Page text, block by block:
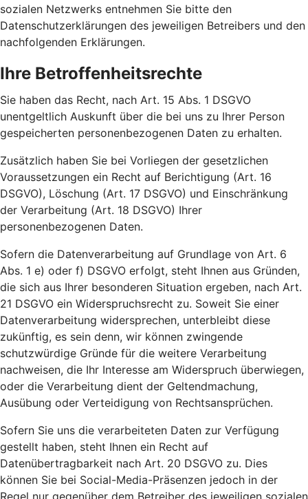
sozialen Netzwerks entnehmen Sie bitte den
Datenschutzerklärungen des jeweiligen Betreibers und den
nachfolgenden Erklärungen.
Ihre Betroffenheitsrechte
Sie haben das Recht, nach Art. 15 Abs. 1 DSGVO
unentgeltlich Auskunft über die bei uns zu Ihrer Person
gespeicherten personenbezogenen Daten zu erhalten.
Zusätzlich haben Sie bei Vorliegen der gesetzlichen
Voraussetzungen ein Recht auf Berichtigung (Art. 16
DSGVO), Löschung (Art. 17 DSGVO) und Einschränkung
der Verarbeitung (Art. 18 DSGVO) Ihrer
personenbezogenen Daten.
Sofern die Datenverarbeitung auf Grundlage von Art. 6
Abs. 1 e) oder f) DSGVO erfolgt, steht Ihnen aus Gründen,
die sich aus Ihrer besonderen Situation ergeben, nach Art.
21 DSGVO ein Widerspruchsrecht zu. Soweit Sie einer
Datenverarbeitung widersprechen, unterbleibt diese
zukünftig, es sein denn, wir können zwingende
schutzwürdige Gründe für die weitere Verarbeitung
nachweisen, die Ihr Interesse am Widerspruch überwiegen,
oder die Verarbeitung dient der Geltendmachung,
Ausübung oder Verteidigung von Rechtsansprüchen.
Sofern Sie uns die verarbeiteten Daten zur Verfügung
gestellt haben, steht Ihnen ein Recht auf
Datenübertragbarkeit nach Art. 20 DSGVO zu. Dies
können Sie bei Social-Media-Präsenzen jedoch in der
Regel nur gegenüber dem Betreiber des jeweiligen sozialen